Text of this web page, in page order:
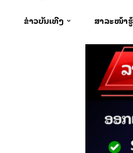
ຂ່າວບັນເທີງ ສາລະໜ້າຮູ້